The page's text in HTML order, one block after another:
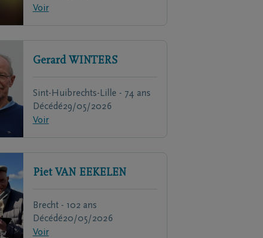
Voir
Gerard WINTERS
Sint-Huibrechts-Lille - 74 ans
Décédé29/05/2026
Voir
Piet VAN EEKELEN
Brecht - 102 ans
Décédé20/05/2026
Voir